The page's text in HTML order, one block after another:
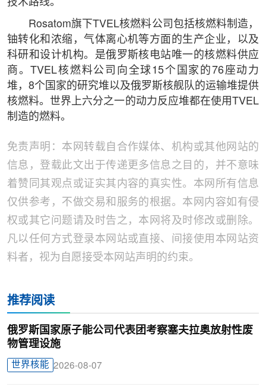
Rosatom旗下TVEL核燃料公司包括核燃料制造，
铀转化和浓缩，气体离心机等方面的生产企业，以及
科研和设计机构。是俄罗斯核电站唯一的核燃料供应
商。TVEL核燃料公司向全球15个国家的76座动力
堆，8个国家的研究堆以及俄罗斯核舰队的运输堆提供
核燃料。世界上六分之一的动力反应堆都在使用TVEL
制造的燃料。
免责声明：本网转载自合作媒体、机构或其他网站的
信息，登载此文出于传递更多信息之目的，并不意味
着赞同其观点或证实其内容的真实性。本网所有信息
仅供参考，不做交易和服务的根据。本网内容如有侵
权或其它问题请及时告之，本网将及时修改或删除。
凡以任何方式登录本网站或直接、间接使用本网站资
料者，视为自愿接受本网站声明的约束。
推荐阅读
俄罗斯国家原子能公司代表团考察塞夫拉奥放射性废
物管理设施
世界核能 2026-08-07